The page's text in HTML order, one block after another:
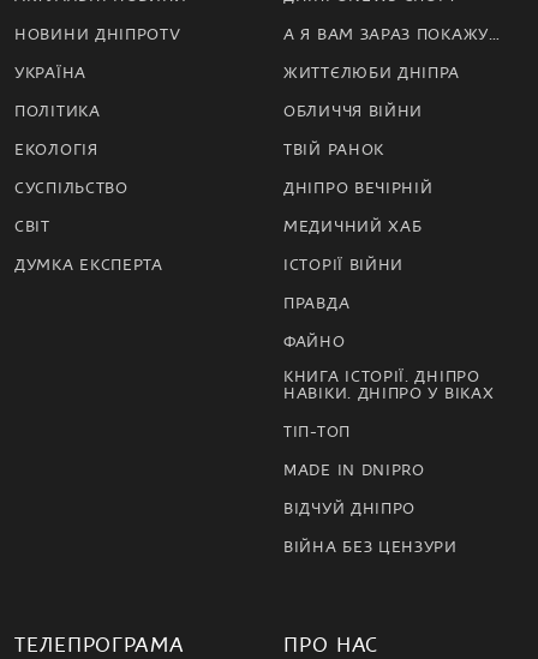
НОВИНИ ДНІПРОTV
УКРАЇНА
ПОЛІТИКА
ЕКОЛОГІЯ
СУСПІЛЬСТВО
СВІТ
ДУМКА ЕКСПЕРТА
А Я ВАМ ЗАРАЗ ПОКАЖУ…
ЖИТТЄЛЮБИ ДНІПРА
ОБЛИЧЧЯ ВІЙНИ
ТВІЙ РАНОК
ДНІПРО ВЕЧІРНІЙ
МЕДИЧНИЙ ХАБ
ІСТОРІЇ ВІЙНИ
ПРАВДА
ФАЙНО
КНИГА ІСТОРІЇ. ДНІПРО
НАВІКИ. ДНІПРО У ВІКАХ
ТІП-ТОП
MADE IN DNIPRO
ВІДЧУЙ ДНІПРО
ВІЙНА БЕЗ ЦЕНЗУРИ
ТЕЛЕПРОГРАМА ПРО НАС